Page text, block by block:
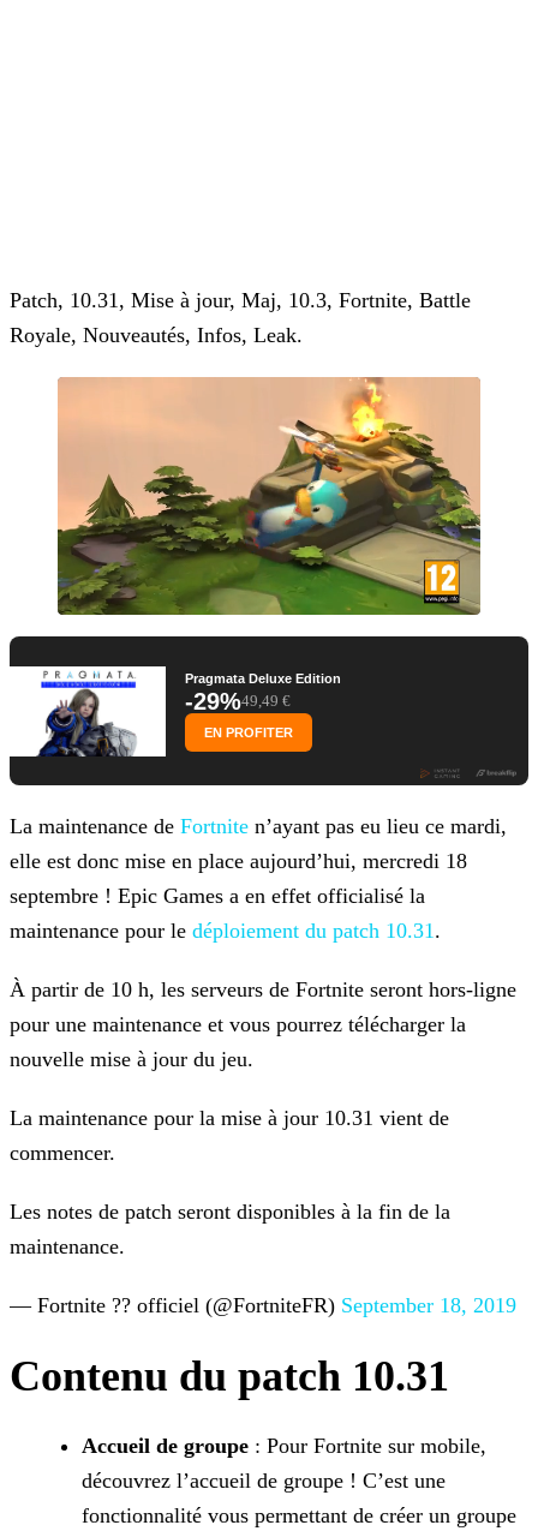
Patch, 10.31, Mise à jour, Maj, 10.3, Fortnite, Battle
Royale, Nouveautés, Infos, Leak.
Pragmata Deluxe Edition
-29%49,49 €
EN PROFITER
La maintenance de Fortnite n’ayant pas eu lieu ce mardi,
elle est donc mise en place aujourd’hui, mercredi 18
septembre ! Epic Games a en effet officialisé la
maintenance pour le déploiement du patch 10.31.
À partir de 10 h, les serveurs de Fortnite seront hors-ligne
pour une maintenance et vous pourrez télécharger la
nouvelle mise à jour du jeu.
La maintenance pour la mise à jour 10.31 vient de
commencer.
Les notes de patch seront disponibles à la fin de la
maintenance.
— Fortnite ?? officiel (@FortniteFR) September 18, 2019
Contenu du patch 10.31
Accueil de groupe : Pour Fortnite sur mobile,
découvrez l’accueil de groupe ! C’est une
fonctionnalité vous permettant de créer un groupe